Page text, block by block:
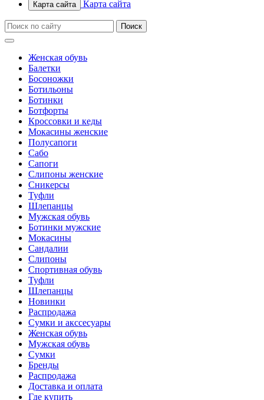
Карта сайта Карта сайта
Женская обувь
Балетки
Босоножки
Ботильоны
Ботинки
Ботфорты
Кроссовки и кеды
Мокасины женские
Полусапоги
Сабо
Сапоги
Слипоны женские
Сникерсы
Туфли
Шлепанцы
Мужская обувь
Ботинки мужские
Мокасины
Сандалии
Слипоны
Спортивная обувь
Туфли
Шлепанцы
Новинки
Распродажа
Сумки и акссесуары
Женская обувь
Мужская обувь
Сумки
Бренды
Распродажа
Доставка и оплата
Где купить